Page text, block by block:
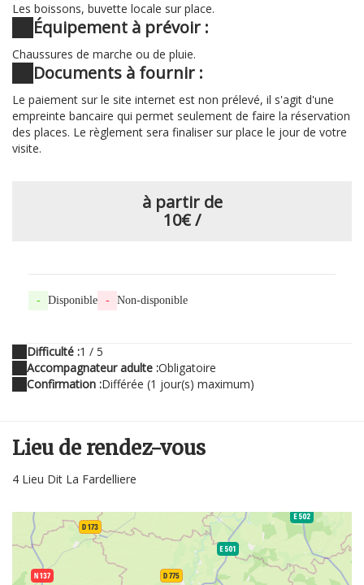
Les boissons, buvette locale sur place.
Équipement à prévoir :
Chaussures de marche ou de pluie.
Documents à fournir :
Le paiement sur le site internet est non prélevé, il s'agit d'une
empreinte bancaire qui permet seulement de faire la réservation
des places. Le règlement sera finaliser sur place le jour de votre
visite.
à partir de
10€/
- Disponible - Non-disponible
Difficulté :1 / 5
Accompagnateur adulte :Obligatoire
Confirmation :Différée (1 jour(s) maximum)
Lieu de rendez-vous
4 Lieu Dit La Fardelliere